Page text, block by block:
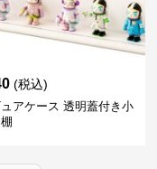
(税込)
アケース 透明蓋付き小